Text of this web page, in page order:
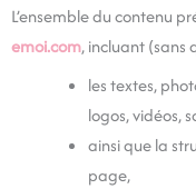
L’ensemble du contenu
emoi.com, incluant (sans
les textes,
logos, vidéos,
ainsi que la
page,